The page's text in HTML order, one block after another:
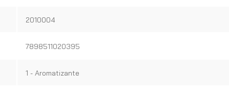
2010004
7898511020395
1 - Aromatizante